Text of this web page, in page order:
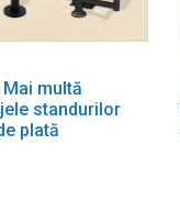
multă
standurilor
plată